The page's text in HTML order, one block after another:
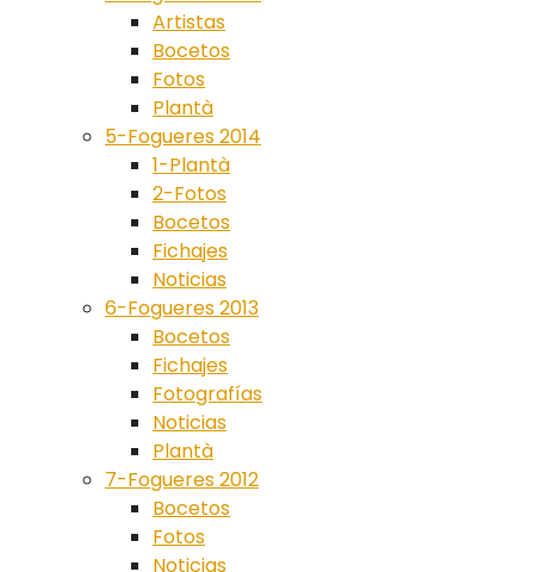
Artistas
Bocetos
Fotos
Plantà
5-Fogueres 2014
1-Plantà
2-Fotos
Bocetos
Fichajes
Noticias
6-Fogueres 2013
Bocetos
Fichajes
Fotografías
Noticias
Plantà
7-Fogueres 2012
Bocetos
Fotos
Noticias